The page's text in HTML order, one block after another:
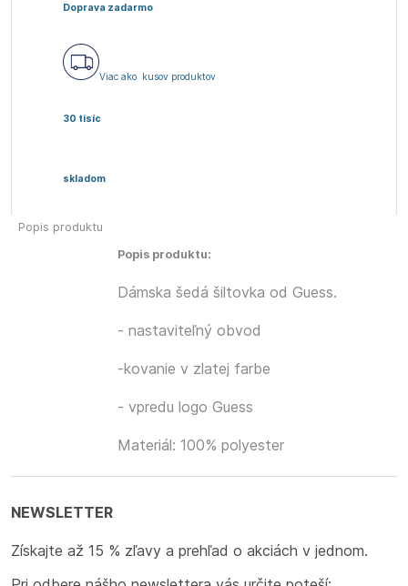
Doprava zadarmo
Viac ako
30 tisíc
kusov produktov
skladom
Popis produktu
Popis produktu:
Dámska šedá šiltovka od Guess.
- nastaviteľný obvod
-kovanie v zlatej farbe
- vpredu logo Guess
Materiál: 100% polyester
NEWSLETTER
Získajte až 15 % zľavy a prehľad o akciách v jednom.